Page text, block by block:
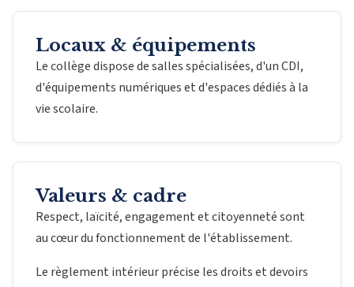
Locaux & équipements
Le collège dispose de salles spécialisées, d'un CDI,
d'équipements numériques et d'espaces dédiés à la
vie scolaire.
Valeurs & cadre
Respect, laïcité, engagement et citoyenneté sont
au cœur du fonctionnement de l'établissement.
Le règlement intérieur précise les droits et devoirs